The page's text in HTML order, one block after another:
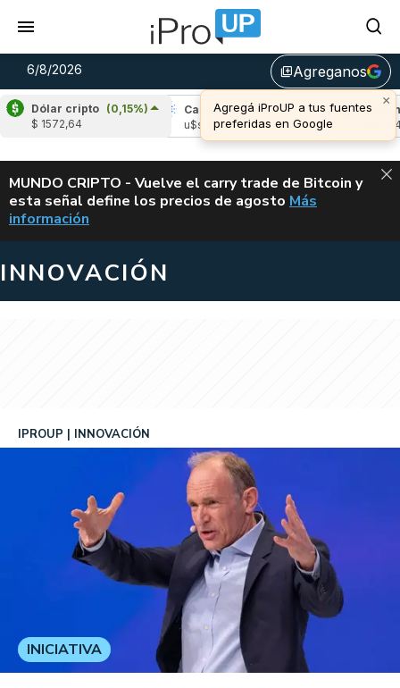
6/8/2026 library_addAgreganos
×
Agregá iProUP a tus fuentes
preferidas en Google
Dólar cripto (0,15%)
$ 1572,64
(-3,27%)
Cardano (5,93%)
u$s 0,20
ALERTA
MUNDO CRIPTO - Vuelve el carry trade de Bitcoin y
esta señal define los precios de agosto VUELVE EL
Más
información
INNOVACIÓN
IPROUP INNOVACIÓN
INICIATIVA